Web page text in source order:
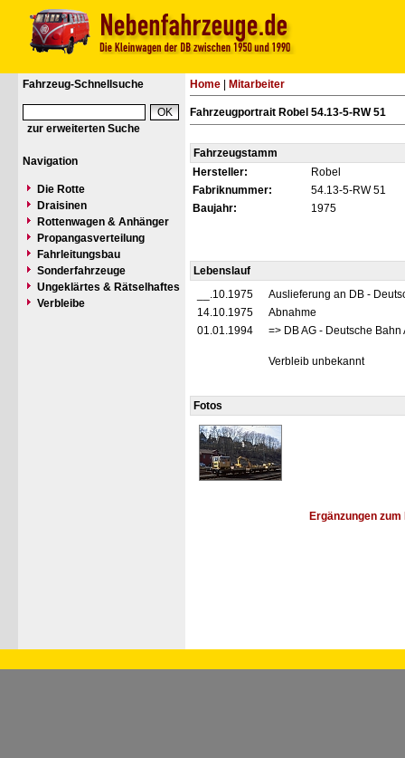
Fahrzeug-Schnellsuche
zur erweiterten Suche
Navigation
Die Rotte
Draisinen
Rottenwagen & Anhänger
Propangasverteilung
Fahrleitungsbau
Sonderfahrzeuge
Ungeklärtes & Rätselhaftes
Verbleibe
Home Mitarbeiter
Fahrzeugportrait Robel 54.13-5-RW 51
Fahrzeugstamm
Hersteller:
Robel
Fabriknummer:
54.13-5-RW 51
Baujahr:
1975
Lebenslauf
__.10.1975
Auslieferung an DB -
14.10.1975
Abnahme
01.01.1994
=> DB AG - Deutsche
Verbleib unbekannt
Fotos
Ergänzungen